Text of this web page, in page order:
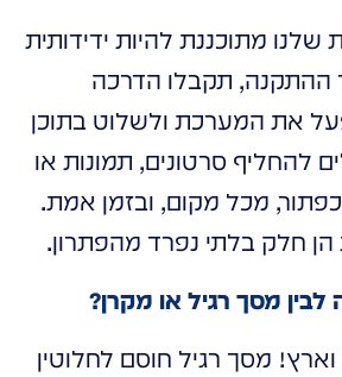
מתוכננת להיות ידידותית
תקבלו הדרכה
את המערכת ולשלוט בתוכן
להחליף סרטונים, תמונות או
מכל מקום, ובזמן אמת.
הן חלק בלתי נפרד מהפתרון.
מסך רגיל או מקרן?
מסך רגיל חוסם לחלוטין